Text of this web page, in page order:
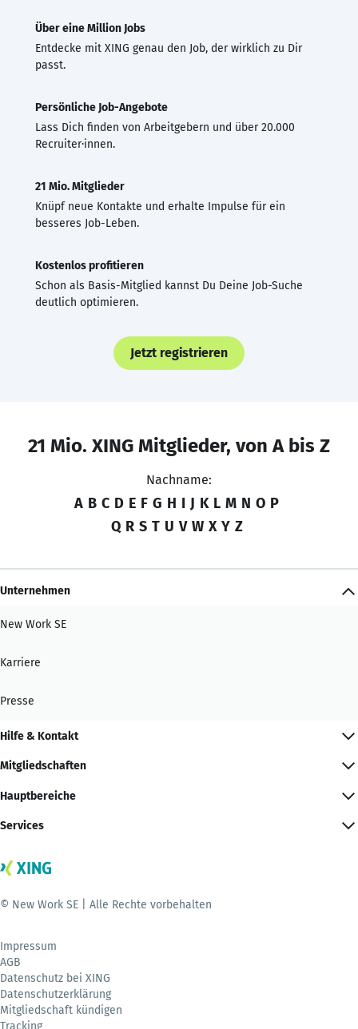
Über eine Million Jobs
Entdecke mit XING genau den Job, der wirklich zu Dir
passt.
Persönliche Job-Angebote
Lass Dich finden von Arbeitgebern und über 20.000
Recruiter·innen.
21 Mio. Mitglieder
Knüpf neue Kontakte und erhalte Impulse für ein
besseres Job-Leben.
Kostenlos profitieren
Schon als Basis-Mitglied kannst Du Deine Job-Suche
deutlich optimieren.
Jetzt registrieren
21 Mio. XING Mitglieder, von A bis Z
Nachname:
A B C D E F G H I J K L M N O P
Q R S T U V W X Y Z
Unternehmen
New Work SE
Karriere
Presse
Hilfe & Kontakt
Mitgliedschaften
Hauptbereiche
Services
© New Work SE | Alle Rechte vorbehalten
Impressum
AGB
Datenschutz bei XING
Datenschutzerklärung
Mitgliedschaft kündigen
Tracking